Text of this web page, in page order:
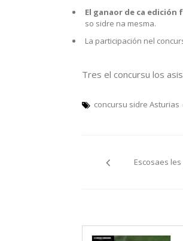
El ganaor de ca
so sidre na mesma.
La participación nel
Tres el concursu los
concursu sidre Asturias
pelosEscosaes